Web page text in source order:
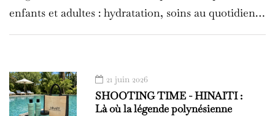
enfants et adultes : hydratation, soins au quotidien…
21 juin 2026
SHOOTING TIME - HINAITI :
Là où la légende polynésienne